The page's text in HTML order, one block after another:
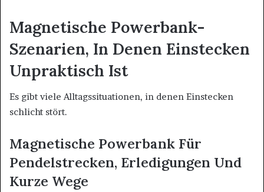
Magnetische Powerbank-
Szenarien, In Denen Einstecken
Unpraktisch Ist
Es gibt viele Alltagssituationen, in denen Einstecken
schlicht stört.
Magnetische Powerbank Für
Pendelstrecken, Erledigungen Und
Kurze Wege